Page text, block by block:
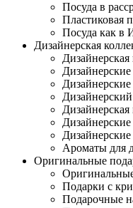
Посуда в
Пластиковая
Посуда как в
Дизайнерская
Дизайнерская
Дизайнерский
Дизайнерская
Ароматы для
Оригинальные
Подарки с
Подарочные